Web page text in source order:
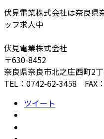
伏見電業株式会社は奈良県
ッフ求人中
伏見電業株式会社
〒630-8452
奈良県奈良市北之庄西町2
TEL：0742-62-3458 FAX
ツイート